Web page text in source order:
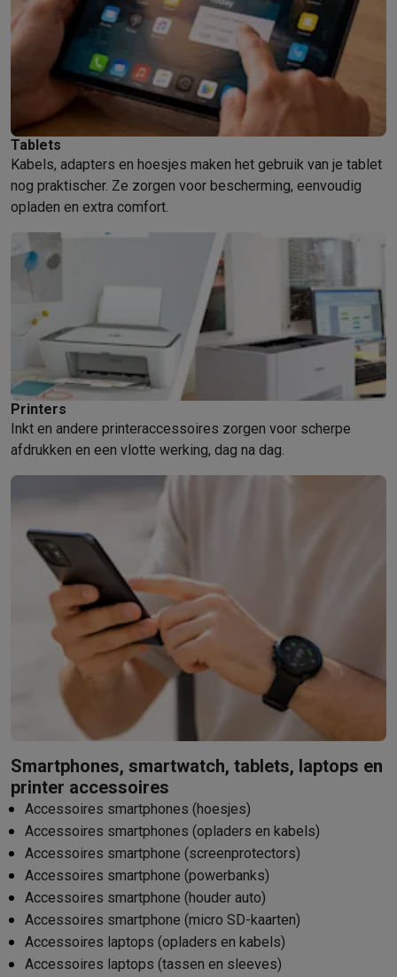
Tablets
Kabels, adapters en hoesjes maken het gebruik van je tablet
nog praktischer. Ze zorgen voor bescherming, eenvoudig
opladen en extra comfort.
Printers
Inkt en andere printeraccessoires zorgen voor scherpe
afdrukken en een vlotte werking, dag na dag.
Smartphones, smartwatch, tablets, laptops en
printer accessoires
Accessoires smartphones (hoesjes)
Accessoires smartphones (opladers en kabels)
Accessoires smartphone (screenprotectors)
Accessoires smartphone (powerbanks)
Accessoires smartphone (houder auto)
Accessoires smartphone (micro SD-kaarten)
Accessoires laptops (opladers en kabels)
Accessoires laptops (tassen en sleeves)